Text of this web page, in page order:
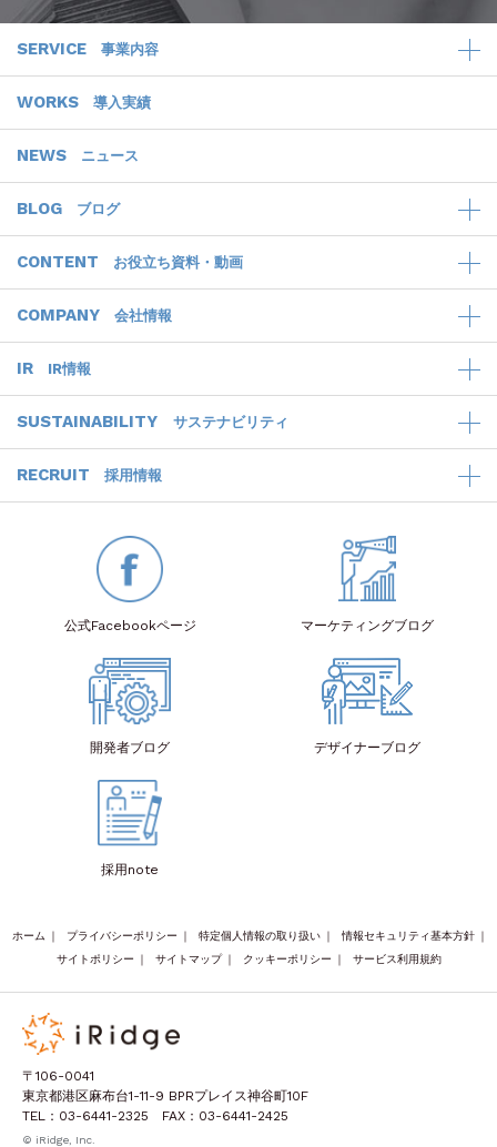
SERVICE 事業内容
WORKS 導入実績
NEWS ニュース
BLOG ブログ
CONTENT お役立ち資料・動画
COMPANY 会社情報
IR IR情報
SUSTAINABILITY サステナビリティ
RECRUIT 採用情報
公式Facebookページ マーケティングブログ
開発者ブログ デザイナーブログ
採用note
ホーム ｜ プライバシーポリシー ｜ 特定個人情報の取り扱い ｜ 情報セキュリティ基本方針 ｜
サイトポリシー
｜ サイトマップ ｜ クッキーポリシー ｜ サービス利用規約
〒106-0041
東京都港区麻布台1-11-9 BPRプレイス神谷町10F
TEL：03-6441-2325 FAX：03-6441-2425
© iRidge, Inc.